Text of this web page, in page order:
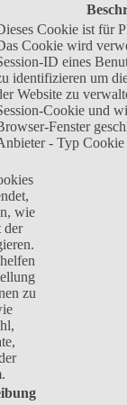
Cookie ist für
Cookie wird
ID eines
identifizieren um
Website zu
Cookie und
Fenster
- Typ Cookie
wie
der
zu